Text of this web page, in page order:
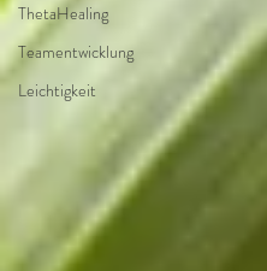
ThetaHealing
Teamentwicklung
Leichtigkeit